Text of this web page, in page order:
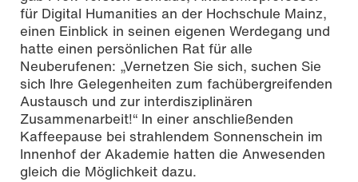
für Digital Humanities an der Hochschule Mainz,
einen Einblick in seinen eigenen Werdegang und
hatte einen persönlichen Rat für alle
Neuberufenen: „Vernetzen Sie sich, suchen Sie
sich Ihre Gelegenheiten zum fachübergreifenden
Austausch und zur interdisziplinären
Zusammenarbeit!“ In einer anschließenden
Kaffeepause bei strahlendem Sonnenschein im
Innenhof der Akademie hatten die Anwesenden
gleich die Möglichkeit dazu.